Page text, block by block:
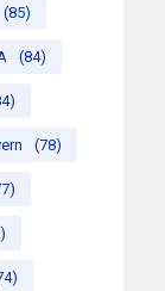
(85)
(84)
(78)